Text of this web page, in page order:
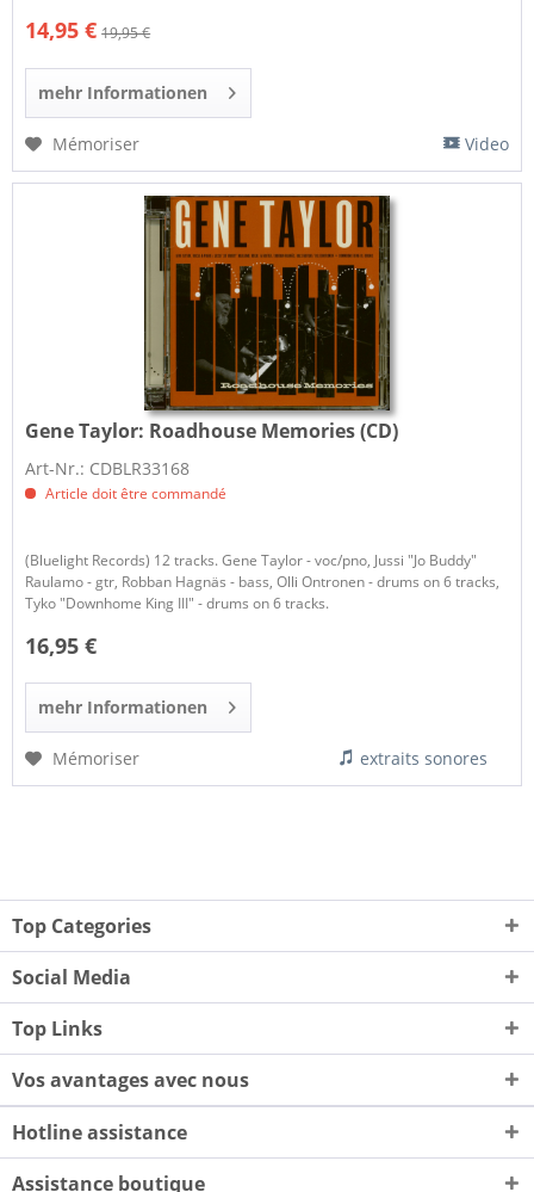
14,95 € 19,95 €
mehr Informationen
Mémoriser Video
Gene Taylor: Roadhouse Memories (CD)
Art-Nr.: CDBLR33168
Article doit être commandé
(Bluelight Records) 12 tracks. Gene Taylor - voc/pno, Jussi "Jo Buddy"
Raulamo - gtr, Robban Hagnäs - bass, Olli Ontronen - drums on 6 tracks,
Tyko "Downhome King III" - drums on 6 tracks.
16,95 €
mehr Informationen
Mémoriser extraits sonores
Top Categories
Social Media
Top Links
Vos avantages avec nous
Hotline assistance
Assistance boutique